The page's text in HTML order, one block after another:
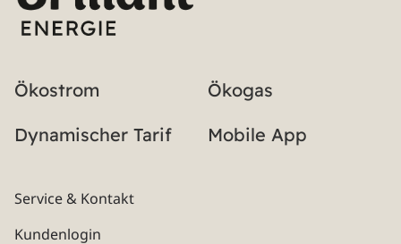
Ökostrom
Ökogas
Dynamischer Tarif
Mobile App
Service & Kontakt
Kundenlogin